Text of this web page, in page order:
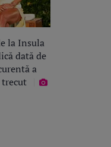
la Insula
dată de
a